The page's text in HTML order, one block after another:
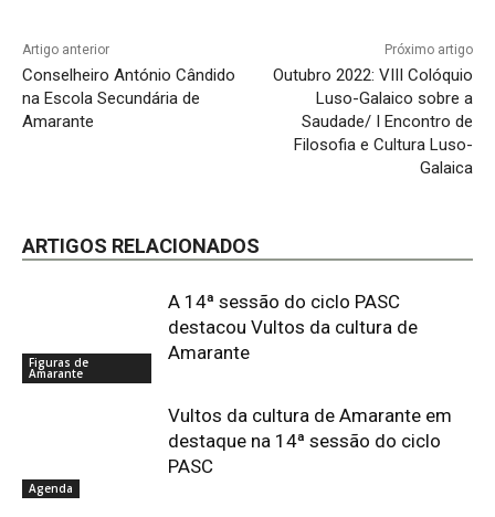
Artigo anterior
Conselheiro António Cândido
na Escola Secundária de
Amarante
Próximo artigo
Outubro 2022: VIII Colóquio
Luso-Galaico sobre a
Saudade/ I Encontro de
Filosofia e Cultura Luso-
Galaica
ARTIGOS RELACIONADOS
Figuras de
Amarante
A 14ª sessão do ciclo PASC
destacou Vultos da cultura de
Amarante
Agenda
Vultos da cultura de Amarante em
destaque na 14ª sessão do ciclo
PASC